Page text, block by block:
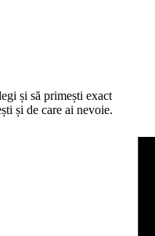
și să primești exact
și de care ai nevoie.